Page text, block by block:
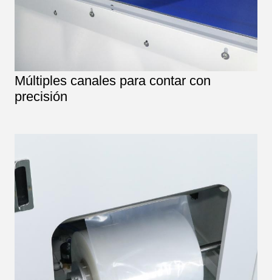
Múltiples canales para contar con
precisión